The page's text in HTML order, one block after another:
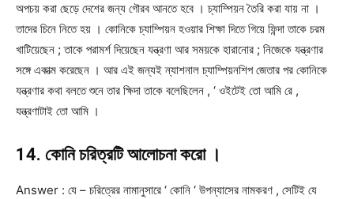
অপচয় করা ছেড়ে দেশের জন্য গৌরব আনতে হবে । চ্যাম্পিয়ন তৈরি করা যায় না ।
তাদের চিনে নিতে হয় । কোনিকে চ্যাম্পিয়ন হওয়ার শিক্ষা দিতে গিয়ে ফিন্দা তাকে চরম
খাটিয়েছেন ; তাকে পরামর্শ দিয়েছেন যন্ত্রণা আর সময়কে হারানোর ; নিজেকে যন্ত্রণার
সঙ্গে একাত্ম করেছেন । আর এই জন্যই ন্যাশনাল চ্যাম্পিয়নশিপ জেতার পর কোনিকে
যন্ত্রণার কথা বলতে শুনে তার ক্ষিদা তাকে বলেছিলেন , ‘ ওইটেই তো আমি রে ,
যন্ত্রণাটাই তো আমি ।
14. কোনি চরিত্রটি আলোচনা করো ।
Answer : যে – চরিত্রের নামানুসারে ‘ কোনি ‘ উপন্যাসের নামকরণ , সেটিই যে